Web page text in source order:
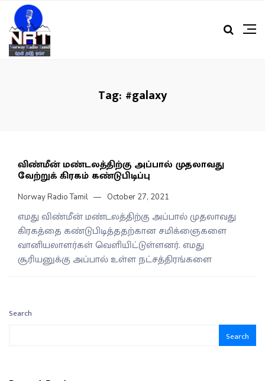
Tag: #galaxy
விண்மீன் மண்டலத்திற்கு அப்பால் முதலாவது
வேற்றுக் கிரகம் கண்டுபிடிப்பு
Norway Radio Tamil October 27, 2021
எமது விண்மீன் மண்டலத்திற்கு அப்பால் முதலாவது
கிரகத்தை கண்டுபிடித்ததற்கான சமிக்ஞைகளை
வானியலாளர்கள் வெளியிட்டுள்ளனர். எமது
சூரியனுக்கு அப்பால் உள்ள நட்சத்திரங்களை
Search
Search